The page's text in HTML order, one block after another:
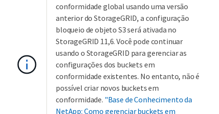
conformidade global usando uma versão
anterior do StorageGRID, a configuração
bloqueio de objeto S3 será ativada no
StorageGRID 11,6. Você pode continuar
usando o StorageGRID para gerenciar as
configurações dos buckets em
conformidade existentes. No entanto, não é
possível criar novos buckets em
conformidade. "Base de Conhecimento da
NetApp: Como gerenciar buckets em